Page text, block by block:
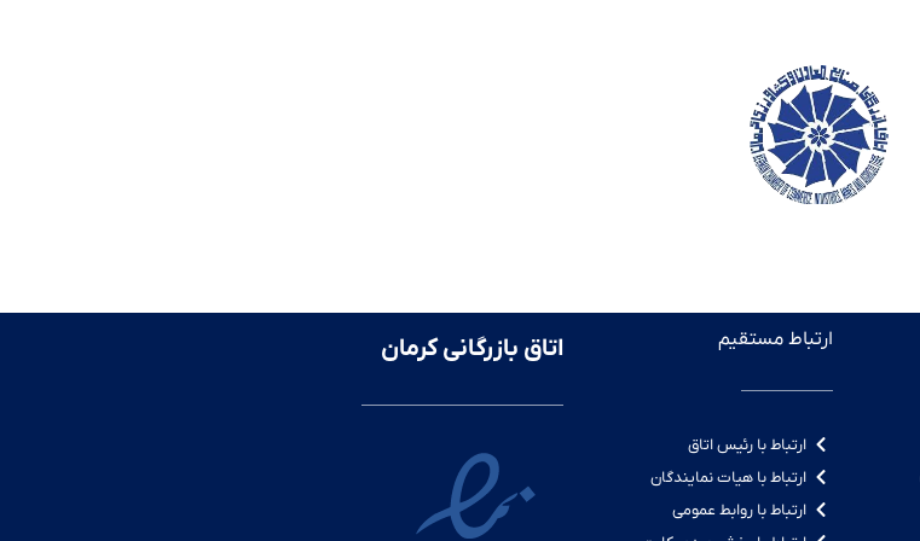
ارتباط مستقیم
ارتباط با رئیس اتاق
ارتباط با هیات نمایندگان
ارتباط با روابط عمومی
اتاق بازرگانی کرمان